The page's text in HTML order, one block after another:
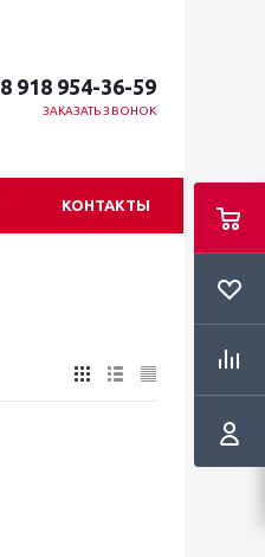
8 918 954-36-59
ЗАКАЗАТЬ ЗВОНОК
КОНТАКТЫ